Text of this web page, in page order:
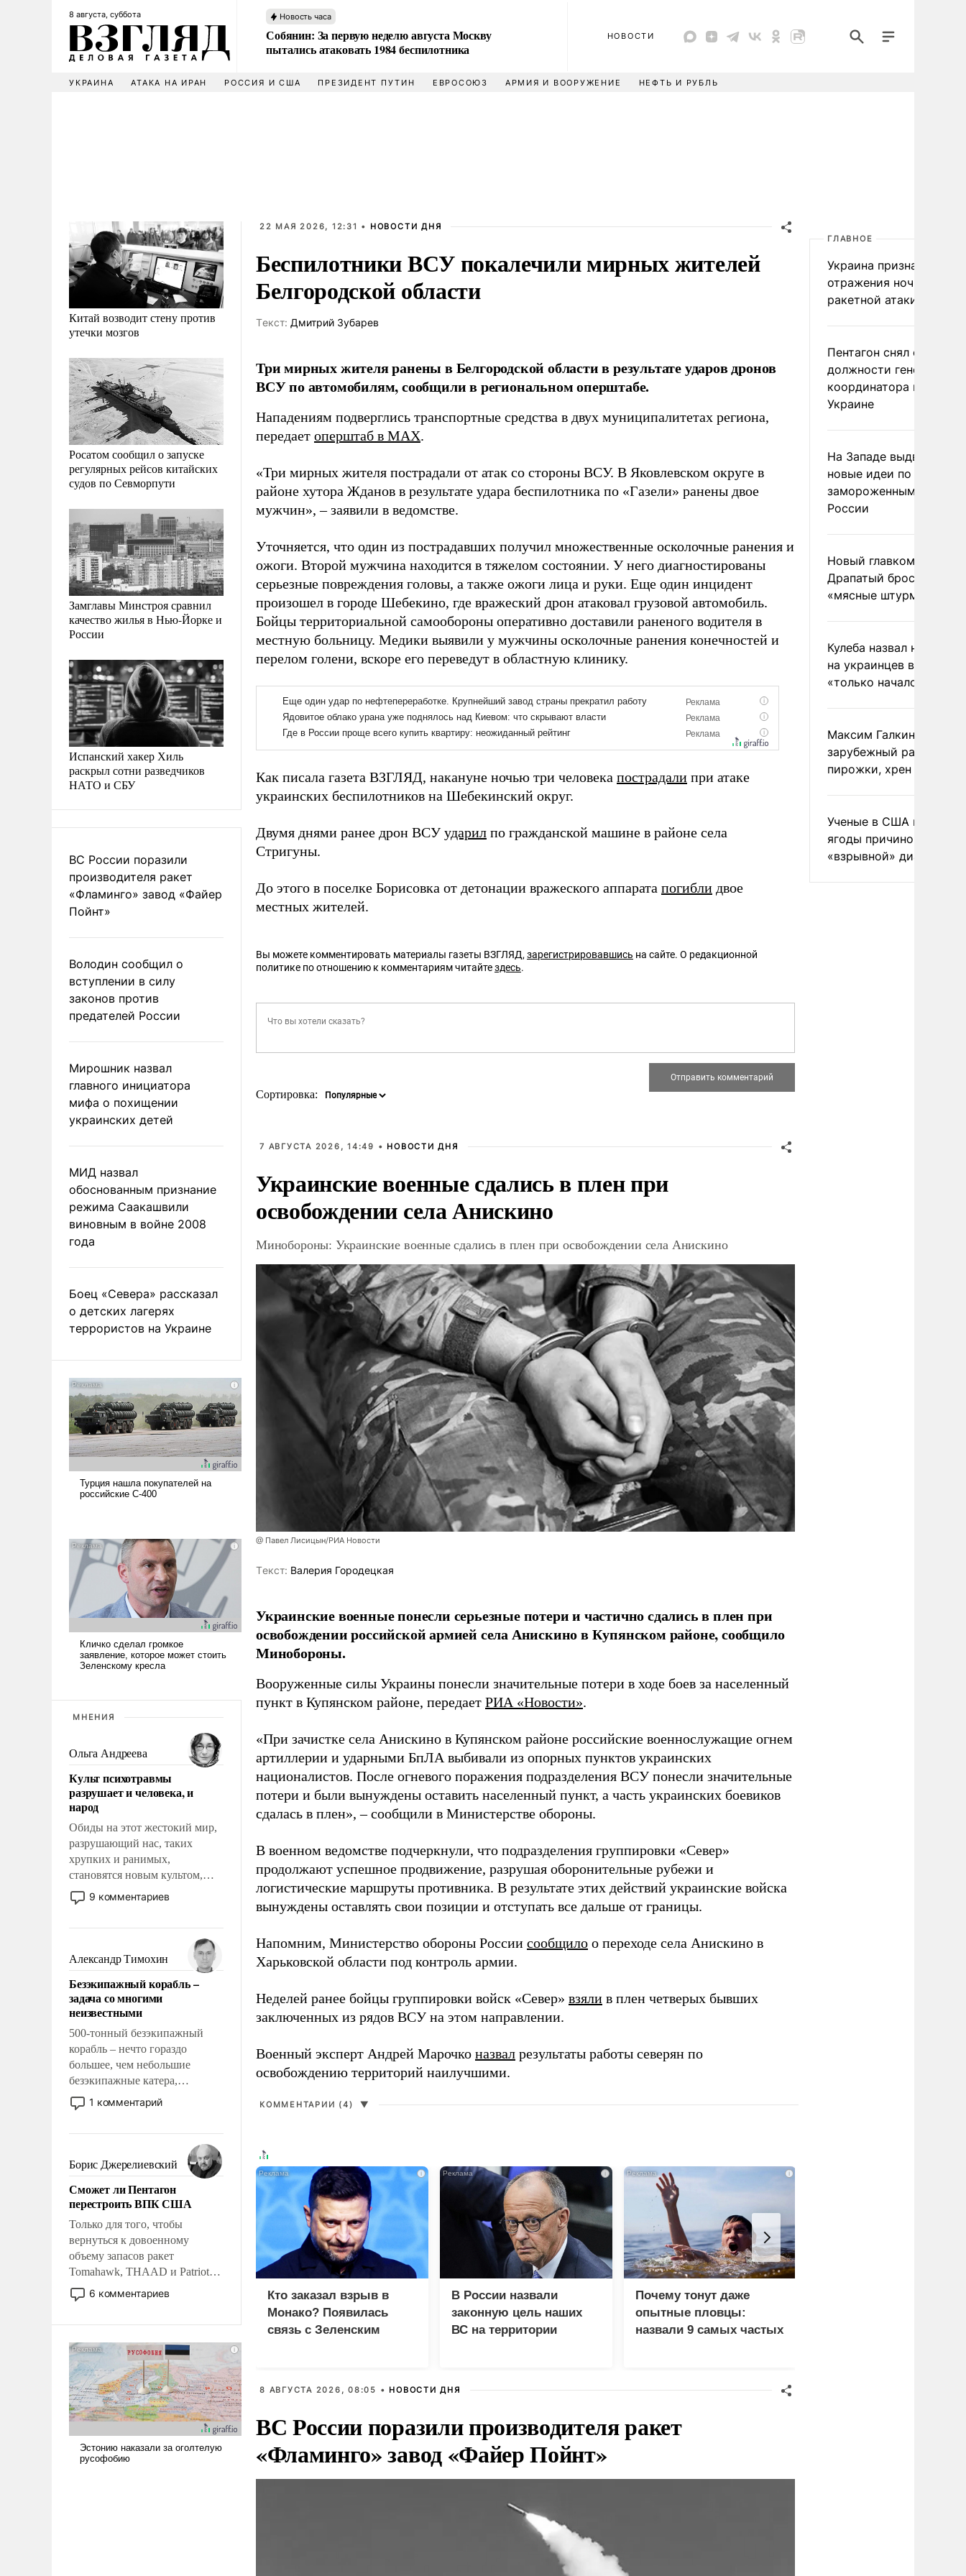
8 августа, суббота Новость часа
Собянин: За первую неделю августа Москву
пытались атаковать 1984 беспилотника
НОВОСТИ
УКРАИНА АТАКА НА ИРАН РОССИЯ И США ПРЕЗИДЕНТ ПУТИН ЕВРОСОЮЗ АРМИЯ И ВООРУЖЕНИЕ НЕФТЬ И РУБЛЬ
Китай возводит стену против
утечки мозгов
Росатом сообщил о запуске
регулярных рейсов китайских
судов по Севморпути
Замглавы Минстроя сравнил
качество жилья в Нью-Йорке и
России
Испанский хакер Хиль
раскрыл сотни разведчиков
НАТО и СБУ
ВС России поразили
производителя ракет
«Фламинго» завод «Файер
Пойнт»
Володин сообщил о
вступлении в силу
законов против
предателей России
Мирошник назвал
главного инициатора
мифа о похищении
украинских детей
МИД назвал
обоснованным признание
режима Саакашвили
виновным в войне 2008
года
Боец «Севера» рассказал
о детских лагерях
террористов на Украине
МНЕНИЯ
Ольга Андреева
Культ психотравмы
разрушает и человека, и
народ
Обиды на этот жестокий мир,
разрушающий нас, таких
хрупких и ранимых,
становятся новым культом,
постепенно вытесняя и
отменяя традиционное
мужественным и твердым под
ударами судьбы, брать на себя
ответственность, помогать
слабым, идти вперед и
адаптироваться.
9 комментариев
Александр Тимохин
Безэкипажный корабль –
задача со многими
неизвестными
500-тонный безэкипажный
корабль – нечто гораздо
большее, чем небольшие
безэкипажные катера,
применение которых уже
стало обыденностью. Задача по
сложна и амбициозна. Однако
и ее реализация радикально
поднимет наши боевые
возможности.
1 комментарий
Борис Джерелиевский
Сможет ли Пентагон
перестроить ВПК США
Только для того, чтобы
вернуться к довоенному
объему запасов ракет
Tomahawk, THAAD и Patriot
США потребуется более трех
лет. Даже небольшая война с
Сложившаяся ситуация
означает многолетний период
уязвимости США, например,
перед Китаем.
6 комментариев
22 МАЯ 2026, 12:31 • НОВОСТИ ДНЯ
Беспилотники ВСУ покалечили мирных жителей
Белгородской области
Tекст: Дмитрий Зубарев
Три мирных жителя ранены в Белгородской области в результате ударов дронов
ВСУ по автомобилям, сообщили в региональном оперштабе.
Нападениям подверглись транспортные средства в двух муниципалитетах региона,
передает оперштаб в MAX.
«Три мирных жителя пострадали от атак со стороны ВСУ. В Яковлевском округе в
районе хутора Жданов в результате удара беспилотника по «Газели» ранены двое
мужчин», – заявили в ведомстве.
Уточняется, что один из пострадавших получил множественные осколочные ранения и
ожоги. Второй мужчина находится в тяжелом состоянии. У него диагностированы
серьезные повреждения головы, а также ожоги лица и руки. Еще один инцидент
произошел в городе Шебекино, где вражеский дрон атаковал грузовой автомобиль.
Бойцы территориальной самообороны оперативно доставили раненого водителя в
местную больницу. Медики выявили у мужчины осколочные ранения конечностей и
перелом голени, вскоре его переведут в областную клинику.
Как писала газета ВЗГЛЯД, накануне ночью три человека пострадали при атаке
украинских беспилотников на Шебекинский округ.
Двумя днями ранее дрон ВСУ ударил по гражданской машине в районе села
Стригуны.
До этого в поселке Борисовка от детонации вражеского аппарата погибли двое
местных жителей.
Вы можете комментировать материалы газеты ВЗГЛЯД, зарегистрировавшись на сайте. О редакционной
политике по отношению к комментариям читайтездесь.
Сортировка:
7 АВГУСТА 2026, 14:49 • НОВОСТИ ДНЯ
Украинские военные сдались в плен при
освобождении села Анискино
Минобороны: Украинские военные сдались в плен при освобождении села Анискино
@ Павел Лисицын/РИА Новости
Tекст: Валерия Городецкая
Украинские военные понесли серьезные потери и частично сдались в плен при
освобождении российской армией села Анискино в Купянском районе, сообщило
Минобороны.
Вооруженные силы Украины понесли значительные потери в ходе боев за населенный
пункт в Купянском районе, передает РИА «Новости».
«При зачистке села Анискино в Купянском районе российские военнослужащие огнем
артиллерии и ударными БпЛА выбивали из опорных пунктов украинских
националистов. После огневого поражения подразделения ВСУ понесли значительные
потери и были вынуждены оставить населенный пункт, а часть украинских боевиков
сдалась в плен», – сообщили в Министерстве обороны.
В военном ведомстве подчеркнули, что подразделения группировки «Север»
продолжают успешное продвижение, разрушая оборонительные рубежи и
логистические маршруты противника. В результате этих действий украинские войска
вынуждены оставлять свои позиции и отступать все дальше от границы.
Напомним, Министерство обороны России сообщило о переходе села Анискино в
Харьковской области под контроль армии.
Неделей ранее бойцы группировки войск «Север» взяли в плен четверых бывших
заключенных из рядов ВСУ на этом направлении.
Военный эксперт Андрей Марочко назвал результаты работы северян по
освобождению территорий наилучшими.
КОММЕНТАРИИ (4) ▼
i
Кто заказал взрыв в
Монако? Появилась
связь с Зеленским
i
В России назвали
законную цель наших
ВС на территории
i
Почему тонут даже
опытные пловцы:
назвали 9 самых частых
8 АВГУСТА 2026, 08:05 • НОВОСТИ ДНЯ
ВС России поразили производителя ракет
«Фламинго» завод «Файер Пойнт»
ГЛАВНОЕ
Украина признала
отражения ночной
ракетной атаки
Пентагон снял с
должности генерала-
координатора помощи
Украине
На Западе выдвинули
новые идеи по
замороженным
России
Новый главком ВСУ
Драпатый бросил
«мясные штурмы»
Кулеба назвал
на украинцев в Польше
«только началом»
Максим Галкин
зарубежный райдер
пирожки, хрен и морс
Ученые в США назвали
ягоды причиной
«взрывной» диареи